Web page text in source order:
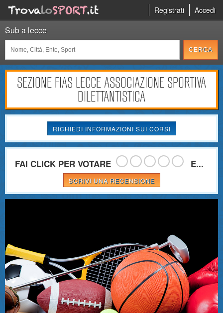
Registrati Accedi
Sub a lecce
SEZIONE FIAS LECCE ASSOCIAZIONE SPORTIVA
DILETTANTISTICA
RICHIEDI INFORMAZIONI SUI CORSI
FAI CLICK PER VOTARE E...
SCRIVI UNA RECENSIONE